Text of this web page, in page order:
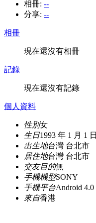
相冊: --
分享: --
相冊
現在還沒有相冊
記錄
現在還沒有記錄
個人資料
性別女
生日1993 年 1 月 1 日
出生地台灣 台北市
居住地台灣 台北市
交友目的無
手機機型SONY
手機平台Android 4.0
來自香港